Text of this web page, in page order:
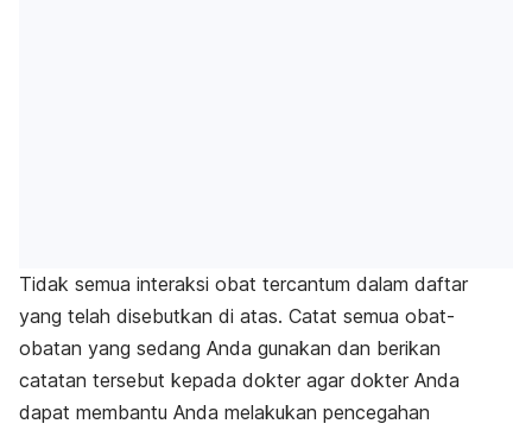
Tidak semua interaksi obat tercantum dalam daftar
yang telah disebutkan di atas. Catat semua obat-
obatan yang sedang Anda gunakan dan berikan
catatan tersebut kepada dokter agar dokter Anda
dapat membantu Anda melakukan pencegahan